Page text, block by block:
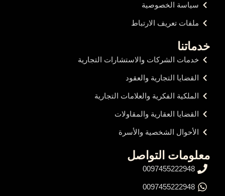
سياسة الخصوصية
ملفات تعريف الارتباط
خدماتنا
خدمات الشركات والاستشارات التجارية
القضايا التجارية والعقود
الملكية الفكرية والعلامات التجارية
القضايا العقارية والمقاولات
الأحوال الشخصية والأسرة
معلومات التواصل
0097455222948
0097455222948